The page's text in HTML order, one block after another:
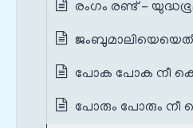
രംഗം രണ്ട് -
പോക പോക നീ
പോരും പോരും നീ